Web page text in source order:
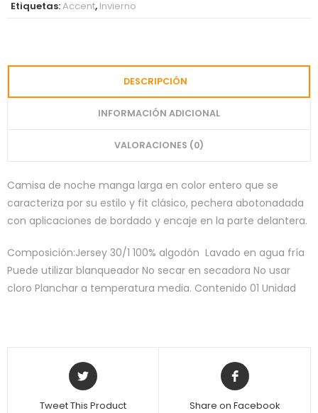
Etiquetas:Accent, Invierno
DESCRIPCIÓN
INFORMACIÓN ADICIONAL
VALORACIONES (0)
Camisa de noche manga larga en color entero que se
caracteriza por su estilo y fit clásico, pechera abotonadada
con aplicaciones de bordado y encaje en la parte delantera.
Composición:Jersey 30/1 100% algodón Lavado en agua fría
Puede utilizar blanqueador No secar en secadora No usar
cloro Planchar a temperatura media. Contenido 01 Unidad
Tweet This Product Share on Facebook